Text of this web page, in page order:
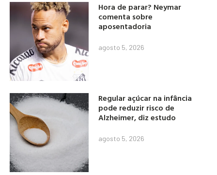
Hora de parar? Neymar
comenta sobre
aposentadoria
agosto 5, 2026
Regular açúcar na infância
pode reduzir risco de
Alzheimer, diz estudo
agosto 5, 2026